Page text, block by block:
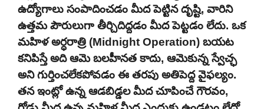
ఉద్యోగాలు సంపాదించడం మీద పెట్టిన దృష్టి, వారిని
ఉత్తమ పౌరులుగా తీర్చిదిద్దడం మీద పెట్టడం లేదు. ఒక
మహిళ అర్ధరాత్రి (Midnight Operation) బయట
కనిపిస్తే అది ఆమె బలహీనత కాదు, ఆమెకున్న స్వేచ్ఛ
అని గుర్తించలేకపోవడం ఈ తరపు అతిపెద్ద వైఫల్యం.
తన ఇంట్లో ఉన్న ఆడబిడ్డల మీద చూపించే గౌరవం,